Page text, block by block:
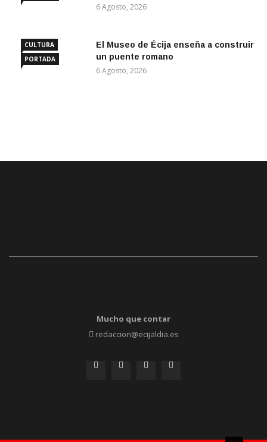
6 Agosto, 2026
CULTURA
PORTADA
El Museo de Écija enseña a construir
un puente romano
6 Agosto, 2026
Mucho que contar
redaccion@ecijaldia.es